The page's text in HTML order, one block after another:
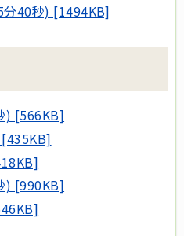
分40秒) [1494KB]
) [566KB]
) [990KB]